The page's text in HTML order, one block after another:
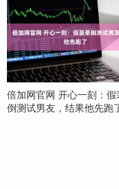
倍加网官网 开心一刻：假
倒测试男友，结果他先跑